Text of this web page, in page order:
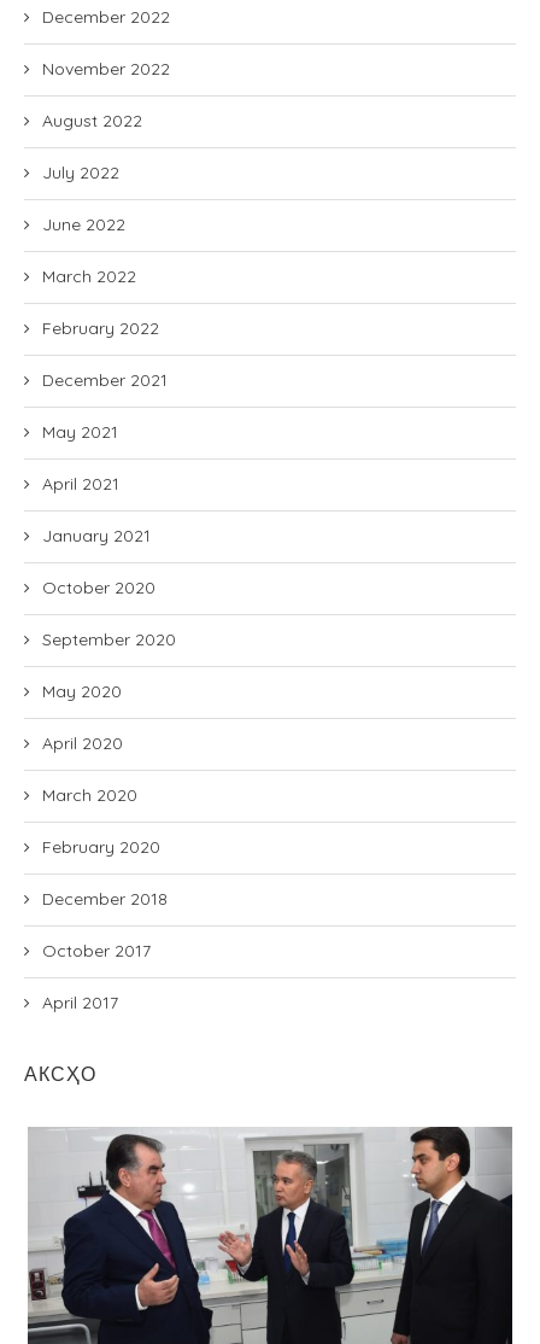
December 2022
November 2022
August 2022
July 2022
June 2022
March 2022
February 2022
December 2021
May 2021
April 2021
January 2021
October 2020
September 2020
May 2020
April 2020
March 2020
February 2020
December 2018
October 2017
April 2017
АКСҲО